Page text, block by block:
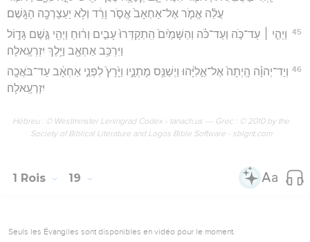
עֲלֵ֨ה אֱמֹ֤ר אֶל־אַחְאָב֙ אֱסֹ֣ר וָרֵ֔ד וְלֹ֥א יַעַצָרְכָ֖ה הַגָּֽשֶׁם׃
45
וַיְהִ֣י ׀ עַד־כֹּ֣ה וְעַד־כֹּ֗ה וְהַשָּׁמַ֙יִם֙ הִֽתְקַדְּרוּ֙ עָבִ֣ים וְר֔וּחַ וַיְהִ֖י גֶּ֣שֶׁם גָּד֑וֹל
וַיִּרְכַּ֥ב אַחְאָ֖ב וַיֵּ֥לֶךְ יִזְרְעֶֽאלָה׃
46 וְיַד־יְהוָ֗ה הָֽיְתָה֙ אֶל־אֵ֣לִיָּ֔הוּ וַיְשַׁנֵּ֖ס מָתְנָ֑יו וַיָּ֙רָץ֙ לִפְנֵ֣י אַחְאָ֔ב עַד־בֹּאֲכָ֖ה
יִזְרְעֶֽאלָה׃
Hébreu : © Westminster Leningrad Codex - tanach.us --- Grec : © 2010 by the
Society of Biblical Literature and Logos Bible Software - sblgnt.com
1 Rois 19
Seuls les Évangiles sont disponibles en vidéo pour le moment.